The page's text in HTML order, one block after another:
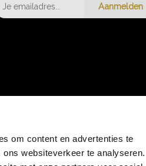
om content en advertenties te
websiteverkeer te analyseren.
Aanmelden